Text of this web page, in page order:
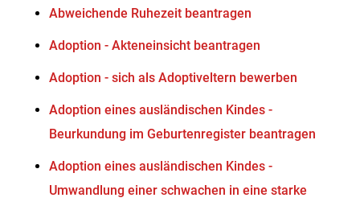
Abweichende Ruhezeit beantragen
Adoption - Akteneinsicht beantragen
Adoption - sich als Adoptiveltern bewerben
Adoption eines ausländischen Kindes -
Beurkundung im Geburtenregister beantragen
Adoption eines ausländischen Kindes -
Umwandlung einer schwachen in eine starke